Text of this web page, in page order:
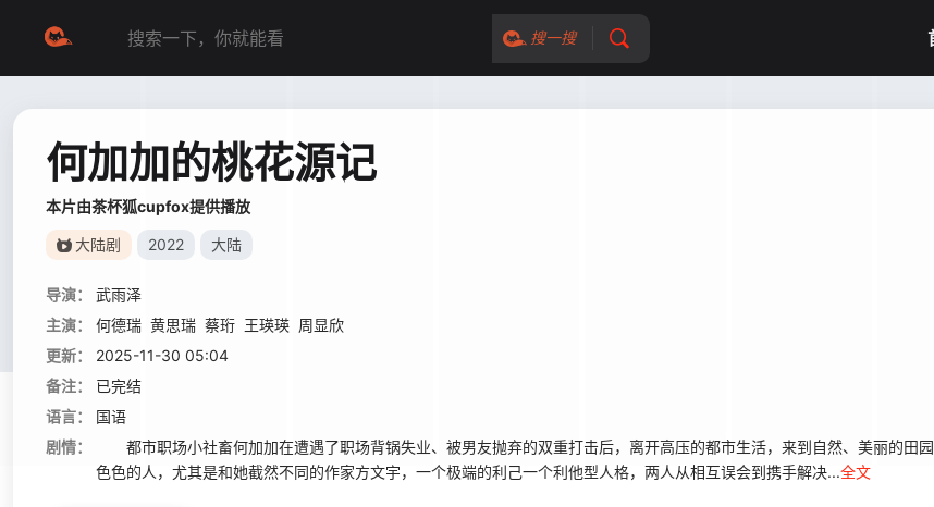
搜一搜
何加加的桃花源记
本片由茶杯狐cupfox提供播放
大陆剧 2022 大陆
导演：
武雨泽
主演：
何德瑞 黄思瑞 蔡珩 王瑛瑛 周显欣
更新：
2025-11-30 05:04
备注：
已完结
语言：
国语
剧情：
都市职场小社畜何加加在遭遇了职场背锅失业、被男友抛弃的双重打击后，离开高压的都市生活，来到自然、美丽的田
色色的人，尤其是和她截然不同的作家方文宇，一个极端的利己一个利他型人格，两人从相互误会到携手解决...全文